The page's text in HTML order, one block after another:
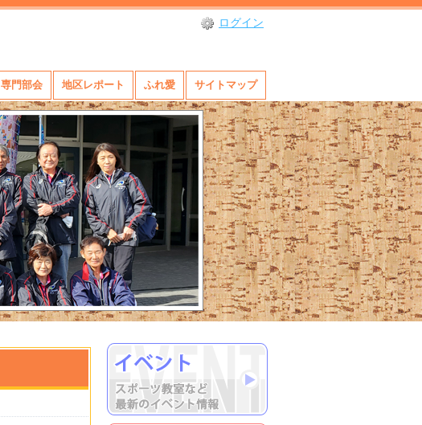
ログイン
専門部会 地区レポート ふれ愛 サイトマップ